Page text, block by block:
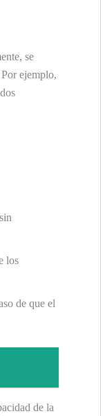
se
ejemplo,
los
de que el
de la